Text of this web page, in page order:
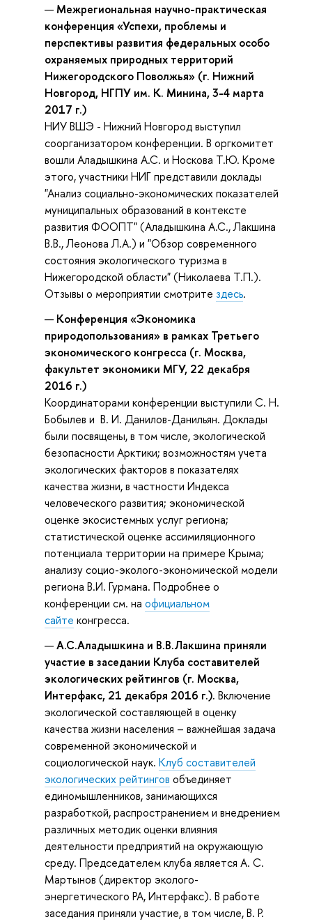
Межрегиональная научно-практическая
конференция «Успехи, проблемы и
перспективы развития федеральных особо
охраняемых природных территорий
Нижегородского Поволжья» (г. Нижний
Новгород, НГПУ им. К. Минина, 3-4 марта
2017 г.)
НИУ ВШЭ - Нижний Новгород выступил
соорганизатором конференции. В оргкомитет
вошли Аладышкина А.С. и Носкова Т.Ю. Кроме
этого, участники НИГ представили доклады
"Анализ социально-экономических показателей
муниципальных образований в контексте
развития ФООПТ" (Аладышкина А.С., Лакшина
В.В., Леонова Л.А.) и "Обзор современного
состояния экологического туризма в
Нижегородской области" (Николаева Т.П.).
Отзывы о мероприятии смотрите здесь.
Конференция «Экономика
природопользования» в рамках Третьего
экономического конгресса (г. Москва,
факультет экономики МГУ, 22 декабря
2016 г.)
Координаторами конференции выступили С. Н.
Бобылев и В. И. Данилов-Данильян. Доклады
были посвящены, в том числе, экологической
безопасности Арктики; возможностям учета
экологических факторов в показателях
качества жизни, в частности Индекса
человеческого развития; экономической
оценке экосистемных услуг региона;
статистической оценке ассимиляционного
потенциала территории на примере Крыма;
анализу социо-эколого-экономической модели
региона В.И. Гурмана. Подробнее о
конференции см. наофициальном
сайте конгресса.
А.С.Аладышкина и В.В.Лакшина приняли
участие в заседании Клуба составителей
экологических рейтингов (г. Москва,
Интерфакс, 21 декабря 2016 г.). Включение
экологической составляющей в оценку
качества жизни населения – важнейшая задача
современной экономической и
социологической наук.Клуб составителей
экологических рейтингов объединяет
единомышленников, занимающихся
разработкой, распространением и внедрением
различных методик оценки влияния
деятельности предприятий на окружающую
среду. Председателем клуба является А. С.
Мартынов (директор эколого-
энергетического РА, Интерфакс). В работе
заседания приняли участие, в том числе, В. Р.